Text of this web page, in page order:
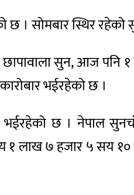
। सोमबार स्थिर
छापावाला सुन, आज
भईरहेको छ ।
छ । नेपाल
लाख ७ हजार ५ सय १०